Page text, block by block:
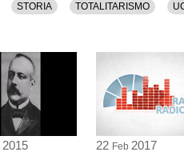
STORIA TOTALITARISMO
2015 22 Feb 2017